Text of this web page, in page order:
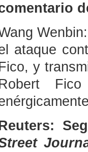
ataque
y